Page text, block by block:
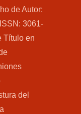
de Autor:
3061-
Título en
del